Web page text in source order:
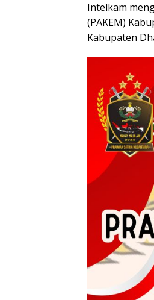
Intelkam
(PAKEM)
Kabupaten